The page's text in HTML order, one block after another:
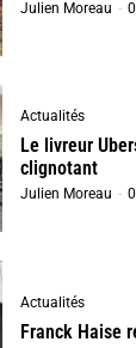
Julien Moreau -
Actualités
Le livreur
clignotant
Julien Moreau -
Actualités
Franck Haise